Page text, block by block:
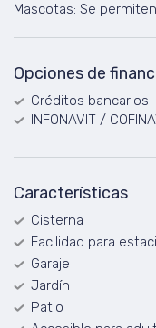
Mascotas: Se
Opciones de
Créditos bancarios
INFONAVIT /
Características
Cisterna
Facilidad para
Garaje
Jardín
Patio